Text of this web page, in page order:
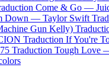
Come & Go —
Down — Taylor Swift
Gun Kelly)
Traduction If You're
Traduction Tough Love